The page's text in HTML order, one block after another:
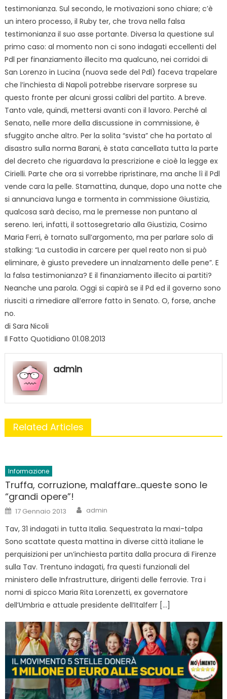
testimonianza. Sul secondo, le motivazioni sono chiare; c’è
un intero processo, il Ruby ter, che trova nella falsa
testimonianza il suo asse portante. Diversa la questione sul
primo caso: al momento non ci sono indagati eccellenti del
Pdl per finanziamento illecito ma qualcuno, nei corridoi di
San Lorenzo in Lucina (nuova sede del Pdl) faceva trapelare
che l’inchiesta di Napoli potrebbe riservare sorprese su
questo fronte per alcuni grossi calibri del partito. A breve.
Tanto vale, quindi, mettersi avanti con il lavoro. Perché al
Senato, nelle more della discussione in commissione, è
sfuggito anche altro. Per la solita “svista” che ha portato al
disastro sulla norma Barani, è stata cancellata tutta la parte
del decreto che riguardava la prescrizione e cioè la legge ex
Cirielli. Parte che ora si vorrebbe ripristinare, ma anche lì il Pdl
vende cara la pelle. Stamattina, dunque, dopo una notte che
si annunciava lunga e tormenta in commissione Giustizia,
qualcosa sarà deciso, ma le premesse non puntano al
sereno. Ieri, infatti, il sottosegretario alla Giustizia, Cosimo
Maria Ferri, è tornato sull’argomento, ma per parlare solo di
stalking: “La custodia in carcere per quel reato non si può
eliminare, è giusto prevedere un innalzamento delle pene”. E
la falsa testimonianza? E il finanziamento illecito ai partiti?
Neanche una parola. Oggi si capirà se il Pd ed il governo sono
riusciti a rimediare all’errore fatto in Senato. O, forse, anche
no.
di Sara Nicoli
Il Fatto Quotidiano 01.08.2013
admin
Related Articles
Informazione
Truffa, corruzione, malaffare…queste sono le
“grandi opere”!
Posted
on
17 Gennaio 2013 Author
admin
Tav, 31 indagati in tutta Italia. Sequestrata la maxi-talpa
Sono scattate questa mattina in diverse città italiane le
perquisizioni per un’inchiesta partita dalla procura di Firenze
sulla Tav. Trentuno indagati, fra questi funzionali del
ministero delle Infrastrutture, dirigenti delle ferrovie. Tra i
nomi di spicco Maria Rita Lorenzetti, ex governatore
dell’Umbria e attuale presidente dell’Italferr […]